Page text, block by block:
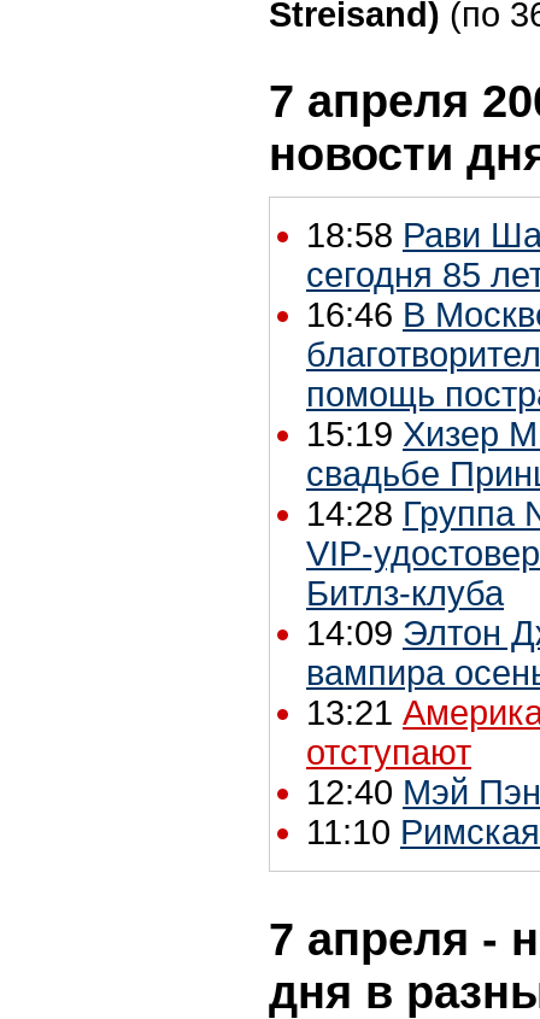
Streisand) (по
7 апреля
новости
18:58 Рави
сегодня 85
16:46 В
помощь
15:19 Хизер
свадьбе
14:28 Группа
VIP-
Битлз-клуба
14:09 Элтон
вампира
13:21
отступают
12:40 Мэй
11:10
7 апреля -
дня в